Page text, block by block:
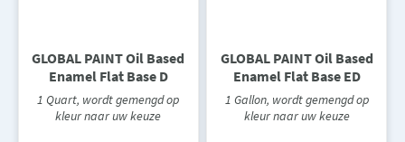
GLOBAL PAINT Oil Based
Enamel Flat Base D
1 Quart, wordt gemengd op
kleur naar uw keuze
GLOBAL PAINT Oil Based
Enamel Flat Base ED
1 Gallon, wordt gemengd op
kleur naar uw keuze